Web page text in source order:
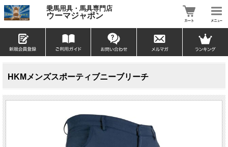
乗馬用具・馬具専門店
ウーマジャポン
HKMメンズスポーティブニーブリーチ